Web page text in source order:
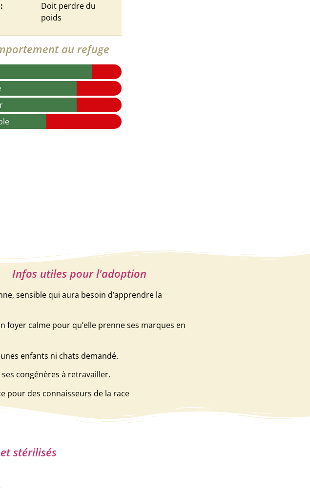
Doit perdre du
poids
au refuge
Infos utiles pour l'adoption
sensible qui aura besoin d’apprendre la
foyer calme pour qu’elle prenne ses marques en
enfants ni chats demandé.
ses congénères à retravailler.
pour des connaisseurs de la race
stérilisés